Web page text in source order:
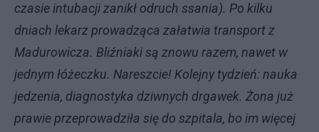
czasie intubacji zanikł odruch ssania). Po kilku
dniach lekarz prowadząca załatwia transport z
Madurowicza. Bliźniaki są znowu razem, nawet w
jednym łóżeczku. Nareszcie! Kolejny tydzień: nauka
jedzenia, diagnostyka dziwnych drgawek. Żona już
prawie przeprowadziła się do szpitala, bo im więcej